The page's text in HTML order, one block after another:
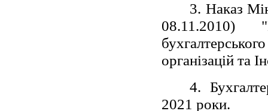
3. Наказ
08.11.2010)
організацій та
4.
2021 роки.